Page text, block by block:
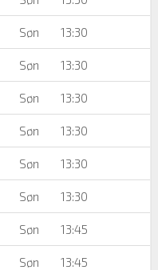
Søn 13:30
Søn 13:30
Søn 13:30
Søn 13:30
Søn 13:30
Søn 13:30
Søn 13:45
Søn 13:45